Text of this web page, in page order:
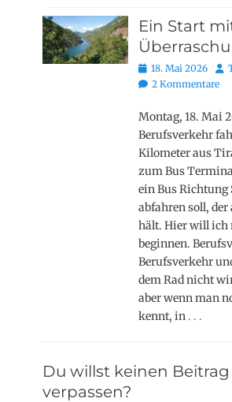
Ein Start
Posted
on
18. Mai 2026
2 Kommentare
Montag, 18. Mai
Berufsverkehr
Kilometer aus
zum Bus
ein Bus Richtung
abfahren soll,
hält. Hier will ich
beginnen.
Berufsverkehr
dem Rad nicht
aber wenn man
kennt, in . . .
Du willst keinen Beitrag
verpassen?